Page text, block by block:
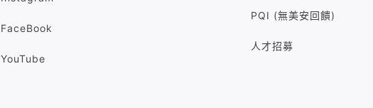
FaceBook
YouTube
PQI (無美安回饋)
人才招募